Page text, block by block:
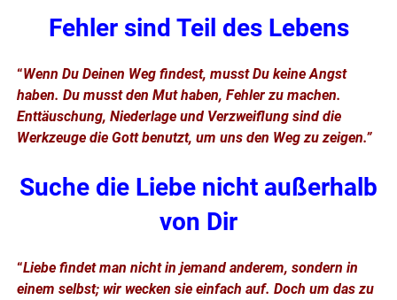
Fehler sind Teil des Lebens
“Wenn Du Deinen Weg findest, musst Du keine Angst
haben. Du musst den Mut haben, Fehler zu machen.
Enttäuschung, Niederlage und Verzweiflung sind die
Werkzeuge die Gott benutzt, um uns den Weg zu zeigen.”
Suche die Liebe nicht außerhalb
von Dir
“Liebe findet man nicht in jemand anderem, sondern in
einem selbst; wir wecken sie einfach auf. Doch um das zu